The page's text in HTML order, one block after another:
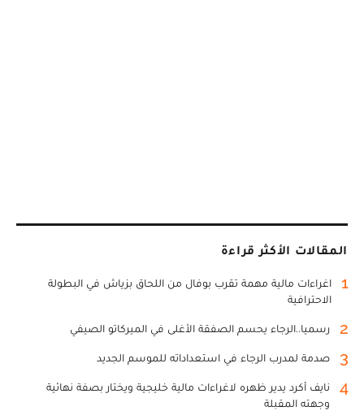
المقالات الأكثر قراءة
1
اغراءات مالية مهمة تقرب بوفال من اللحاق بزياش في البطولة
الاحترافية
2 رسميا..الرجاء يحسم الصفقة الأغلى في الميركاتو الصيفي
3 صدمة لمدرب الرجاء في استعداداته للموسم الجديد
4
نايف أكرد يدير ظهره لاغراءات مالية خليجية ويختار بصفة نهائية
وجهته المقبلة